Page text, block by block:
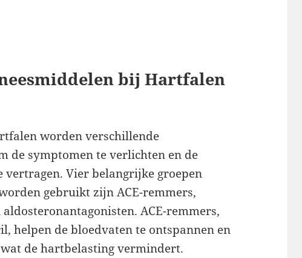
bij Hartfalen
worden verschillende
de symptomen te verlichten en de
vertragen. Vier belangrijke groepen
gebruikt zijn ACE-remmers,
ACE-remmers,
helpen de bloedvaten te ontspannen en
de hartbelasting vermindert.